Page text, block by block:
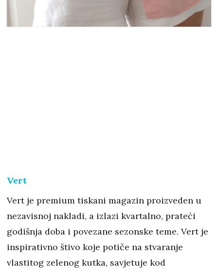
Vert
Vert je premium tiskani magazin proizveden u
nezavisnoj nakladi, a izlazi kvartalno, prateći
godišnja doba i povezane sezonske teme. Vert je
inspirativno štivo koje potiče na stvaranje
vlastitog zelenog kutka, savjetuje kod